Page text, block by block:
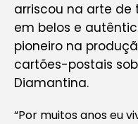
arriscou na arte de
em belos e
pioneiro na
cartões-postais
Diamantina.
“Por muitos anos eu